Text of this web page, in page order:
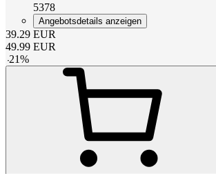
5378
Angebotsdetails anzeigen
39.29 EUR
49.99 EUR
-21%